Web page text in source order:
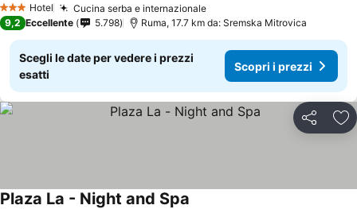
3 StelleHotel Cucina serba e internazionaleScopri i prezzi
9,2 Eccellente 5.798 Ruma, 17.7 km da: Sremska Mitrovica
Scegli le date per vedere i prezzi
esatti
Scopri i prezzi
Condividi
Plaza La - Night and Spa